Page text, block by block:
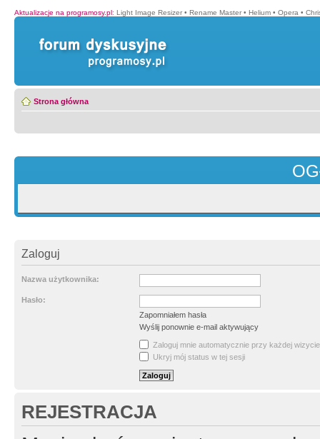
Aktualizacje na programosy.pl: Light Image Resizer • Rename Master • Helium • Opera •
Strona główna
Zaloguj
Nazwa użytkownika:
Hasło:
Zapomniałem hasła
Wyślij ponownie e-mail aktywujący
Zaloguj mnie automatycznie przy każdej wizycie
Ukryj mój status w tej sesji
REJESTRACJA